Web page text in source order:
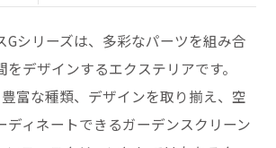
Gシリーズは、多彩なパーツを組み合
デザインするエクステリアです。
富な種類、デザインを取り揃え、空
ディネートできるガーデンスクリーン